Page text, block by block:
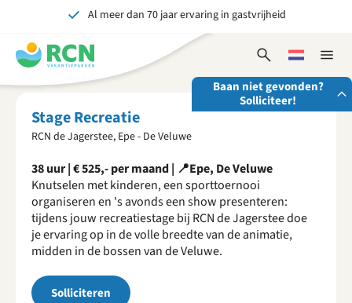
hoofdnavigatie
hoofdinhoud
voettekstinhoud
Al meer dan 70 jaar ervaring in gastvrijheid
Onvergetelijk voor jong en oud
Sluit
Open
zoekformulier
Kies
een
taal
Baan niet gevonden?
Solliciteer!
Wij zijn altijd op zoek naar gedreven en enthousiaste
mensen om onze teams te versterken!
Solliciteer nu
Stage Recreatie
RCN de Jagerstee, Epe - De Veluwe
38 uur | € 525,- per maand | 📍Epe, De Veluwe
Knutselen met kinderen, een sporttoernooi
organiseren en 's avonds een show presenteren:
tijdens jouw recreatiestage bij RCN de Jagerstee doe
je ervaring op in de volle breedte van de animatie,
midden in de bossen van de Veluwe.
Solliciteren